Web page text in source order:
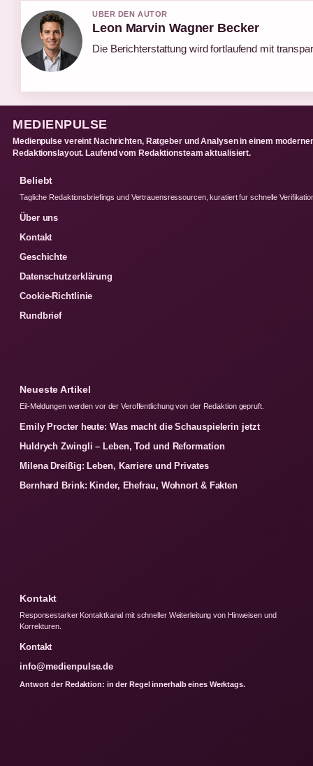
UBER DEN AUTOR
Leon Marvin Wagner Becker
Die Berichterstattung wird fortlaufend mit
MEDIENPULSE
Medienpulse vereint Nachrichten, Ratgeber und Analysen in einem
Redaktionslayout. Laufend vom Redaktionsteam aktualisiert.
Beliebt
Tagliche Redaktionsbriefings und Vertrauensressourcen, kuratiert fur schnelle
Über uns
Kontakt
Geschichte
Datenschutzerklärung
Cookie-Richtlinie
Rundbrief
Neueste Artikel
Eil-Meldungen werden vor der Veroffentlichung von der Redaktion gepruft.
Emily Procter heute: Was macht die Schauspielerin jetzt
Huldrych Zwingli – Leben, Tod und Reformation
Milena Dreißig: Leben, Karriere und Privates
Bernhard Brink: Kinder, Ehefrau, Wohnort & Fakten
Kontakt
Responsestarker Kontaktkanal mit schneller Weiterleitung von Hinweisen und
Korrekturen.
Kontakt
info@medienpulse.de
Antwort der Redaktion: in der Regel innerhalb eines Werktags.